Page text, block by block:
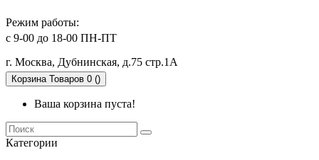
Режим работы:
с 9-00 до 18-00 ПН-ПТ
г. Москва, Дубнинская, д.75 стр.1А
Корзина Товаров 0 ()
Ваша корзина пуста!
Категории